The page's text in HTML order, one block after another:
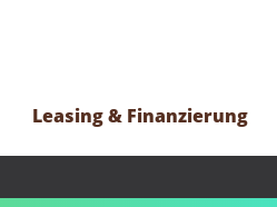
Leasing & Finanzierung